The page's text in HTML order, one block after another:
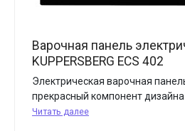
Варочная панель
KUPPERSBERG ECS 402
Электрическая варочная
прекрасный компонент дизайна
Читать далее